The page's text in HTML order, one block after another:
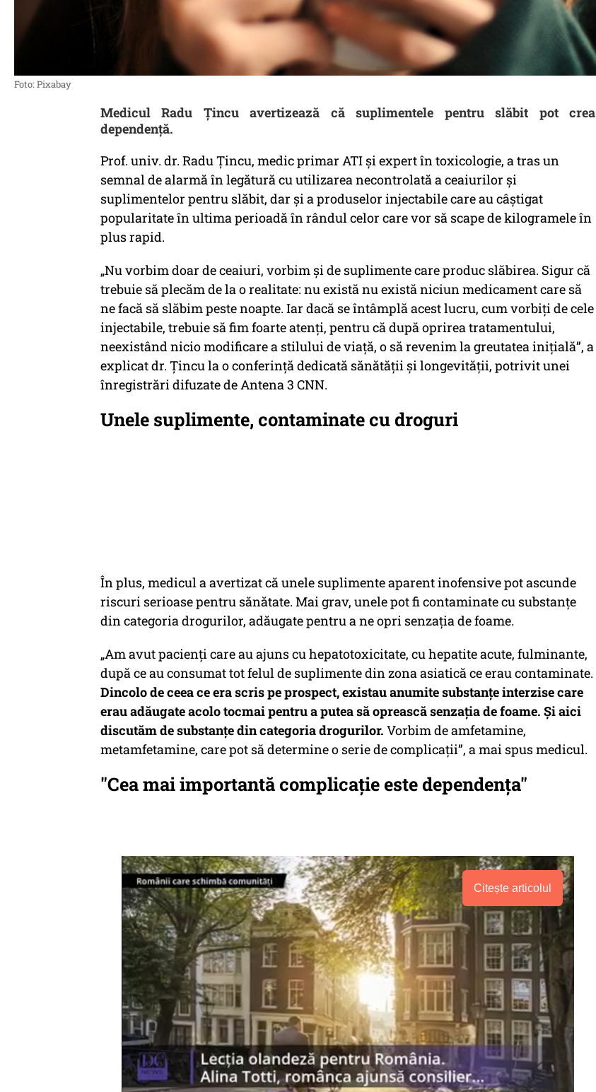
Foto: Pixabay
Medicul Radu Țincu avertizează că suplimentele pentru slăbit pot crea
dependență.
Prof. univ. dr. Radu Țincu, medic primar ATI și expert în toxicologie, a tras un
semnal de alarmă în legătură cu utilizarea necontrolată a ceaiurilor și
suplimentelor pentru slăbit, dar și a produselor injectabile care au câștigat
popularitate în ultima perioadă în rândul celor care vor să scape de kilogramele în
plus rapid.
„Nu vorbim doar de ceaiuri, vorbim și de suplimente care produc slăbirea. Sigur că
trebuie să plecăm de la o realitate: nu există nu există niciun medicament care să
ne facă să slăbim peste noapte. Iar dacă se întâmplă acest lucru, cum vorbiți de cele
injectabile, trebuie să fim foarte atenți, pentru că după oprirea tratamentului,
neexistând nicio modificare a stilului de viață, o să revenim la greutatea inițială”, a
explicat dr. Țincu la o conferință dedicată sănătății și longevității, potrivit unei
înregistrări difuzate de Antena 3 CNN.
Unele suplimente, contaminate cu droguri
În plus, medicul a avertizat că unele suplimente aparent inofensive pot ascunde
riscuri serioase pentru sănătate. Mai grav, unele pot fi contaminate cu substanțe
din categoria drogurilor, adăugate pentru a ne opri senzația de foame.
„Am avut pacienți care au ajuns cu hepatotoxicitate, cu hepatite acute, fulminante,
după ce au consumat tot felul de suplimente din zona asiatică ce erau contaminate.
Dincolo de ceea ce era scris pe prospect, existau anumite substanțe interzise care
erau adăugate acolo tocmai pentru a putea să oprească senzația de foame. Și aici
discutăm de substanțe din categoria drogurilor. Vorbim de amfetamine,
metamfetamine, care pot să determine o serie de complicații”, a mai spus medicul.
"Cea mai importantă complicație este dependența"
Citește articolul